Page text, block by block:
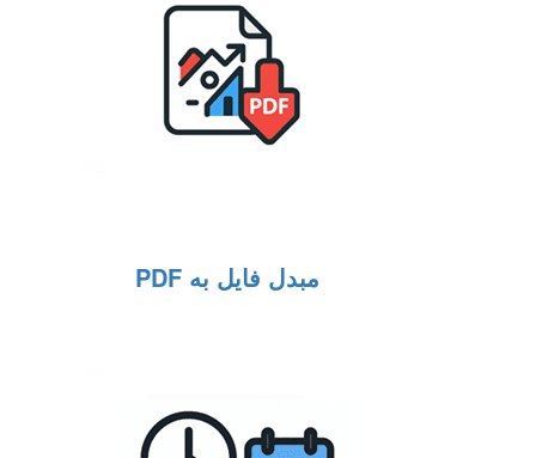
مبدل فایل به PDF